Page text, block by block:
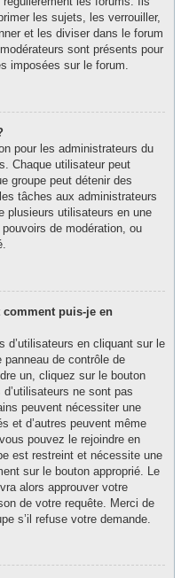
les sujets, les verrouiller,
et les diviser dans le forum
sont présents pour
imposées sur le forum.
pour les administrateurs du
Chaque utilisateur peut
groupe peut détenir des
tâches aux administrateurs
plusieurs utilisateurs en une
de modération, ou
puis-je en
d’utilisateurs en cliquant sur le
panneau de contrôle de
un, cliquez sur le bouton
ne sont pas
peuvent nécessiter une
et d’autres peuvent même
pouvez le rejoindre en
est restreint et nécessite une
sur le bouton approprié. Le
alors approuver votre
de votre requête. Merci de
s’il refuse votre demande.